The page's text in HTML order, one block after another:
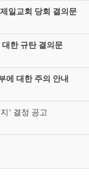
일교회 당회 결의문
한 규탄 결의문
에 대한 주의 안내
’ 결정 공고